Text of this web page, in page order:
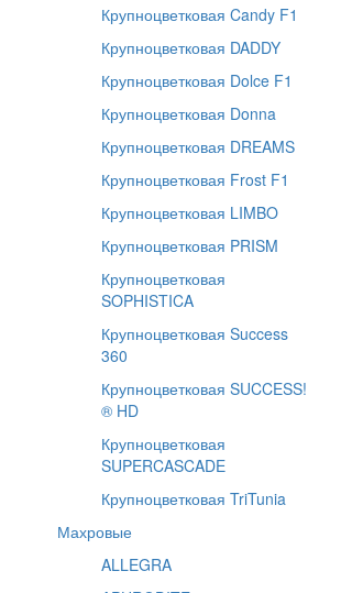
Крупноцветковая Candy F1
Крупноцветковая DADDY
Крупноцветковая Dolce F1
Крупноцветковая Donna
Крупноцветковая DREAMS
Крупноцветковая Frost F1
Крупноцветковая LIMBO
Крупноцветковая PRISM
Крупноцветковая
SOPHISTICA
Крупноцветковая Success
360
Крупноцветковая SUCCESS!
® HD
Крупноцветковая
SUPERCASCADE
Крупноцветковая TriTunia
Махровые
ALLEGRA